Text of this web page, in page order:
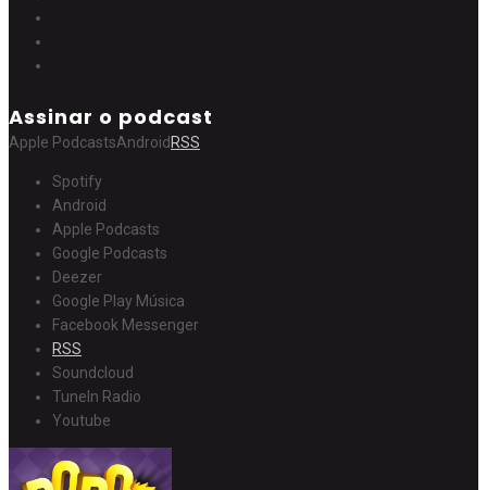
Assinar o podcast
Apple PodcastsAndroid RSS
Spotify
Android
Apple Podcasts
Google Podcasts
Deezer
Google Play Música
Facebook Messenger
RSS
Soundcloud
TuneIn Radio
Youtube